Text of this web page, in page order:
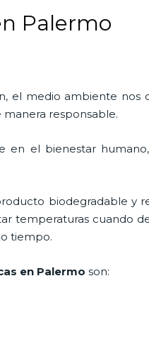
Palermo
el medio ambiente nos
responsable.
en el bienestar
biodegradable y
temperaturas cuando
tiempo.
en Palermo son: